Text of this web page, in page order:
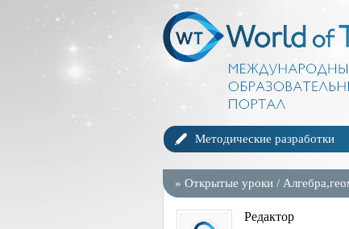
Методические разработки
» Открытые уроки /
Редактор